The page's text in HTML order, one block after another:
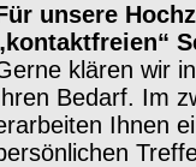
unsere
klären wir
Bedarf. Im
Ihnen